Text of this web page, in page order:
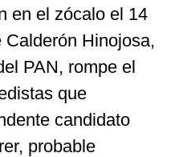
en el zócalo el 14
Hinojosa,
PAN, rompe el
que
candidato
probable